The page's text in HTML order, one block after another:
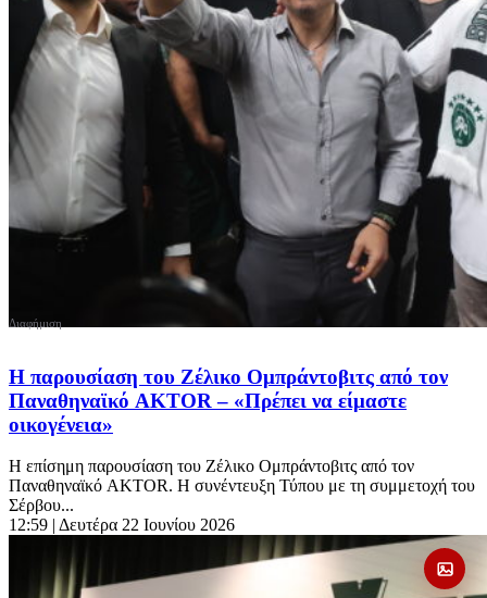
Η παρουσίαση του Ζέλικο Ομπράντοβιτς από τον
Παναθηναϊκό AKTOR – «Πρέπει να είμαστε
οικογένεια»
Η επίσημη παρουσίαση του Ζέλικο Ομπράντοβιτς από τον
Παναθηναϊκό AKTOR. Η συνέντευξη Τύπου με τη συμμετοχή του
Σέρβου...
12:59 | Δευτέρα 22 Ιουνίου 2026